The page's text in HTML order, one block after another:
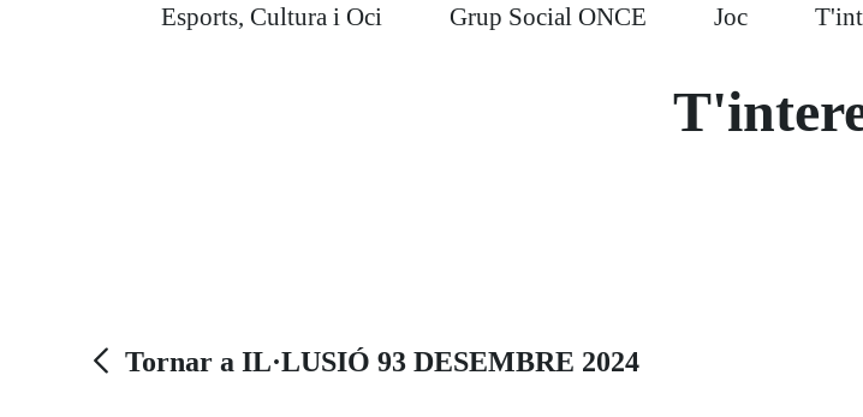
Esports, Cultura i Oci Grup Social ONCE Joc
Tornar a IL·LUSIÓ 93 DESEMBRE 2024